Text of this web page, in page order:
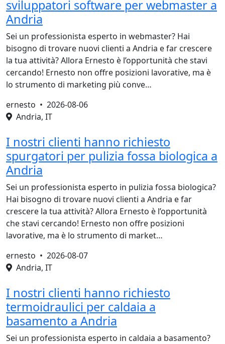
sviluppatori software per webmaster a
Andria
Sei un professionista esperto in webmaster? Hai
bisogno di trovare nuovi clienti a Andria e far crescere
la tua attività? Allora Ernesto è l’opportunità che stavi
cercando! Ernesto non offre posizioni lavorative, ma è
lo strumento di marketing più conve…
ernesto • 2026-08-06
Andria, IT
I nostri clienti hanno richiesto
spurgatori per pulizia fossa biologica a
Andria
Sei un professionista esperto in pulizia fossa biologica?
Hai bisogno di trovare nuovi clienti a Andria e far
crescere la tua attività? Allora Ernesto è l’opportunità
che stavi cercando! Ernesto non offre posizioni
lavorative, ma è lo strumento di market…
ernesto • 2026-08-07
Andria, IT
I nostri clienti hanno richiesto
termoidraulici per caldaia a
basamento a Andria
Sei un professionista esperto in caldaia a basamento?